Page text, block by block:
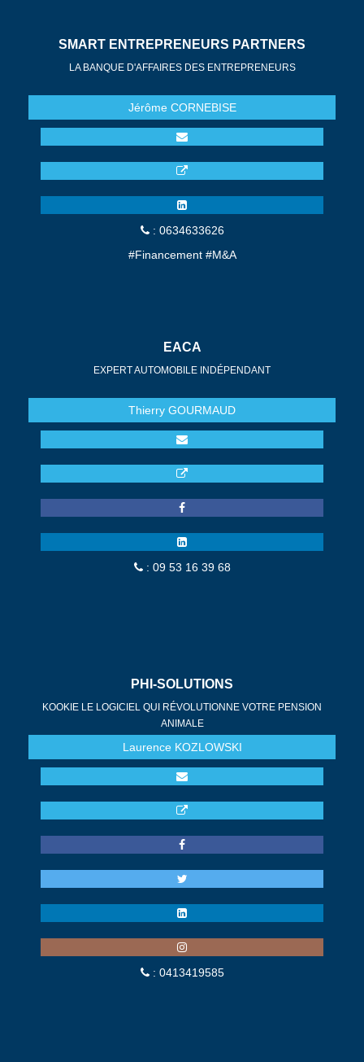
SMART ENTREPRENEURS PARTNERS
LA BANQUE D'AFFAIRES DES ENTREPRENEURS
Jérôme CORNEBISE
: 0634633626
#Financement #M&A
EACA
EXPERT AUTOMOBILE INDÉPENDANT
Thierry GOURMAUD
: 09 53 16 39 68
PHI-SOLUTIONS
KOOKIE LE LOGICIEL QUI RÉVOLUTIONNE VOTRE PENSION
ANIMALE
Laurence KOZLOWSKI
: 0413419585